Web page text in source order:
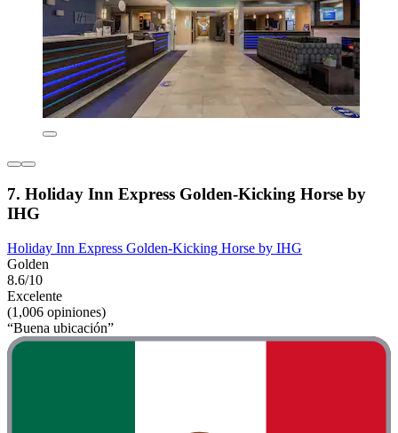
7. Holiday Inn Express Golden-Kicking Horse by
IHG
Holiday Inn Express Golden-Kicking Horse by IHG
Golden
8.6/10
Excelente
(1,006 opiniones)
“Buena ubicación”